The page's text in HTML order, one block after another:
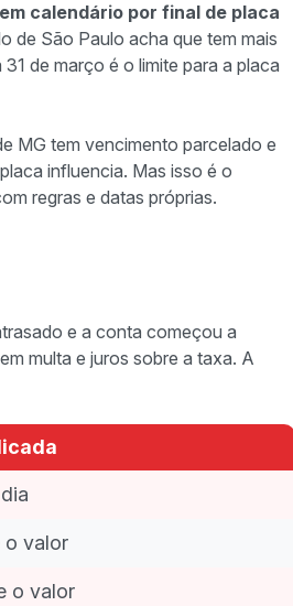
calendário por final de placa
de São Paulo acha que tem mais
de março é o limite para a placa
MG tem vencimento parcelado e
influencia. Mas isso é o
regras e datas próprias.
e a conta começou a
multa e juros sobre a taxa. A
o valor
o valor